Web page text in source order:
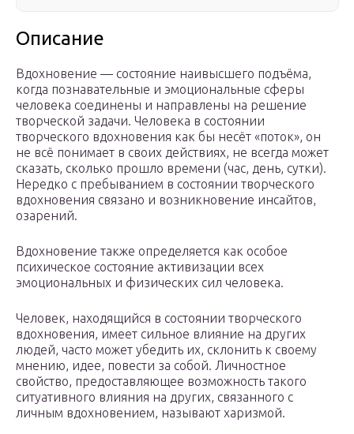
Описание
Вдохновение — состояние наивысшего подъёма,
когда познавательные и эмоциональные сферы
человека соединены и направлены на решение
творческой задачи. Человека в состоянии
творческого вдохновения как бы несёт «поток», он
не всё понимает в своих действиях, не всегда может
сказать, сколько прошло времени (час, день, сутки).
Нередко с пребыванием в состоянии творческого
вдохновения связано и возникновение инсайтов,
озарений.
Вдохновение также определяется как особое
психическое состояние активизации всех
эмоциональных и физических сил человека.
Человек, находящийся в состоянии творческого
вдохновения, имеет сильное влияние на других
людей, часто может убедить их, склонить к своему
мнению, идее, повести за собой. Личностное
свойство, предоставляющее возможность такого
ситуативного влияния на других, связанного с
личным вдохновением, называют харизмой.